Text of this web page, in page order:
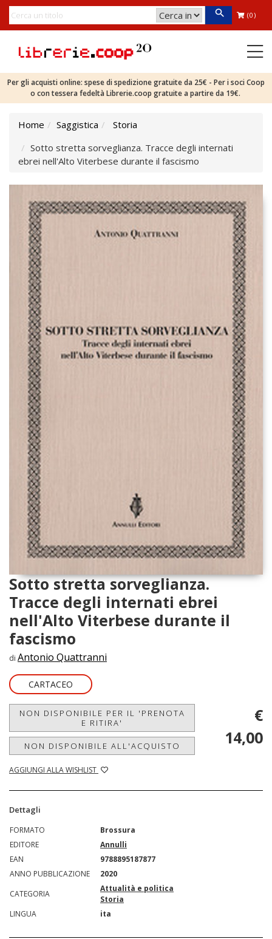
(0)
Per gli acquisti online: spese di spedizione gratuite da 25€ - Per i soci Coop
o con tessera fedeltà Librerie.coop gratuite a partire da 19€.
Home Saggistica
Storia
Sotto stretta sorveglianza. Tracce degli internati
ebrei nell'Alto Viterbese durante il fascismo
Sotto stretta sorveglianza.
Tracce degli internati ebrei
nell'Alto Viterbese durante il
fascismo
di Antonio Quattranni
CARTACEO
NON DISPONIBILE PER IL 'PRENOTA
E RITIRA'
NON DISPONIBILE ALL'ACQUISTO
AGGIUNGI ALLA WISHLIST
€
14,00
Dettagli
FORMATO
Brossura
EDITORE
Annulli
EAN
9788895187877
ANNO PUBBLICAZIONE
2020
CATEGORIA
Attualità e politica
Storia
LINGUA
ita